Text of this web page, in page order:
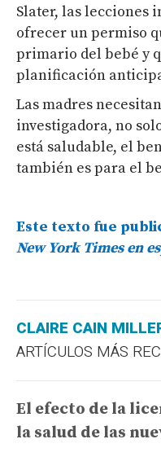
Slater, las lecciones
ofrecer un permiso
primario del bebé y
planificación
Las madres
investigadora, no
está saludable, el
también es para el
Este texto fue
New York Times en
CLAIRE CAIN
ARTÍCULOS MÁS
El efecto de la
la salud de las